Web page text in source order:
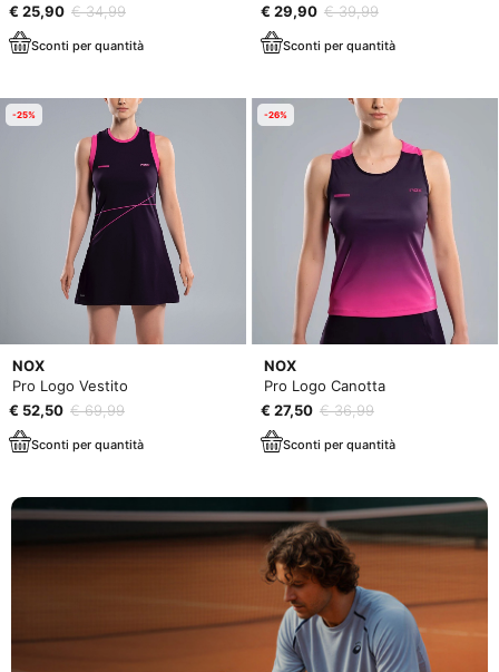
€ 25,90 € 34,99
Sconti per quantità
€ 29,90 € 39,99
Sconti per quantità
NOX
Pro Logo Vestito
€ 52,50 € 69,99
Sconti per quantità
-25%
NOX
Pro Logo Canotta
€ 27,50 € 36,99
Sconti per quantità
-26%